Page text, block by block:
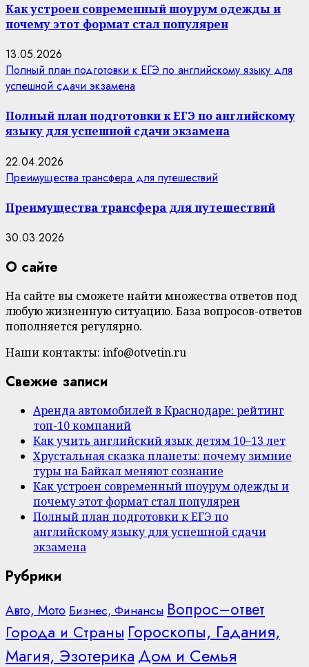
Как устроен современный шоурум одежды и
почему этот формат стал популярен
13.05.2026
Полный план подготовки к ЕГЭ по английскому языку для
успешной сдачи экзамена
Полный план подготовки к ЕГЭ по английскому
языку для успешной сдачи экзамена
22.04.2026
Преимущества трансфера для путешествий
Преимущества трансфера для путешествий
30.03.2026
О сайте
На сайте вы сможете найти множества ответов под
любую жизненную ситуацию. База вопросов-ответов
пополняется регулярно.
Наши контакты: info@otvetin.ru
Свежие записи
Аренда автомобилей в Краснодаре: рейтинг
топ-10 компаний
Как учить английский язык детям 10–13 лет
Хрустальная сказка планеты: почему зимние
туры на Байкал меняют сознание
Как устроен современный шоурум одежды и
почему этот формат стал популярен
Полный план подготовки к ЕГЭ по
английскому языку для успешной сдачи
экзамена
Рубрики
Авто, Мото Бизнес, Финансы Вопрос–ответ
Города и Страны Гороскопы, Гадания,
Магия, Эзотерика Дом и Семья